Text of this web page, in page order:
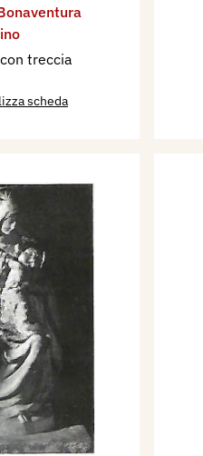
treccia
scheda